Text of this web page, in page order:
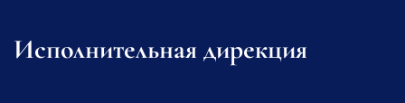
Исполнительная дирекция